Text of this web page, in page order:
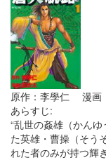
原作：李學仁 漫画
あらすじ:
“乱世の姦雄（かん
た英雄・曹操（そう
れた者のみが持つ輝